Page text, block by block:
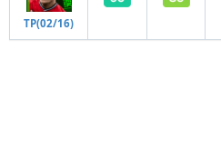
TP(02/16)